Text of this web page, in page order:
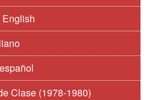
Clase (1978-1980)